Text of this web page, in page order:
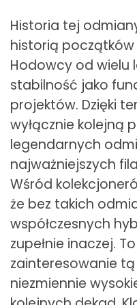
Historia tej
historią początków
Hodowcy od wielu
stabilność jako
projektów. Dzięki
wyłącznie kolejną
legendarnych
najważniejszych
Wśród
że bez takich
współczesnych
zupełnie inaczej.
zainteresowanie
niezmiennie